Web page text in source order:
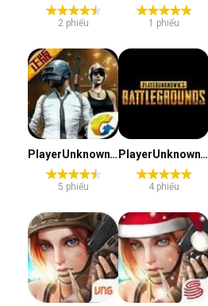
2 phiếu 1 phiếu
PlayerUnknown's Battlegrounds Mobile
5 phiếu
PlayerUnknown's Battlegrounds
4 phiếu